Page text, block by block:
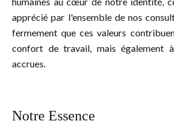
apprécié par l'ensemble de nos
fermement que ces valeurs
confort de travail, mais également
accrues.
Notre Essence